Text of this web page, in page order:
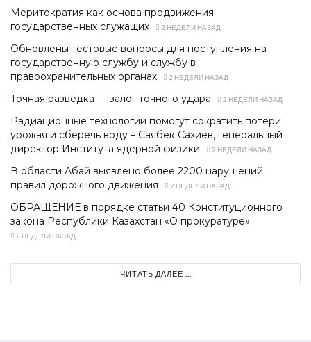
Меритократия как основа продвижения
государственных служащих
2 НЕДЕЛИ НАЗАД
Обновлены тестовые вопросы для поступления на
государственную службу и службу в
правоохранительных органах
2 НЕДЕЛИ НАЗАД
Точная разведка — залог точного удара 2 НЕДЕЛИ НАЗАД
Радиационные технологии помогут сократить потери
урожая и сберечь воду – Саябек Сахиев, генеральный
директор Института ядерной физики
2 НЕДЕЛИ НАЗАД
В области Абай выявлено более 2200 нарушений
правил дорожного движения
2 НЕДЕЛИ НАЗАД
ОБРАЩЕНИЕ в порядке статьи 40 Конституционного
закона Республики Казахстан «О прокуратуре»
2 НЕДЕЛИ НАЗАД
ЧИТАТЬ ДАЛЕЕ ...